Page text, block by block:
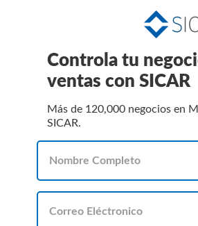
Controla tu
ventas con SICAR
Más de 120,000 negocios en
SICAR.